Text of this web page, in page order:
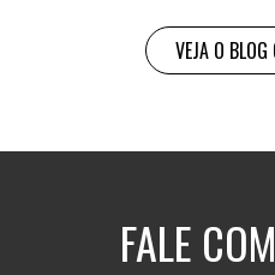
VEJA O BLOG
FALE